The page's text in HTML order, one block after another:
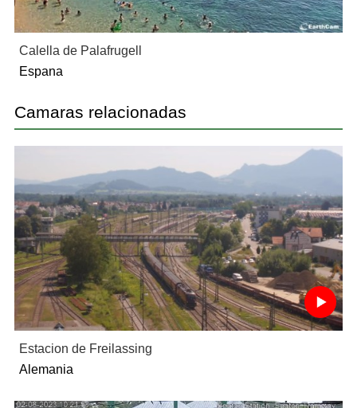
Calella de Palafrugell
Espana
Camaras relacionadas
Estacion de Freilassing
Alemania